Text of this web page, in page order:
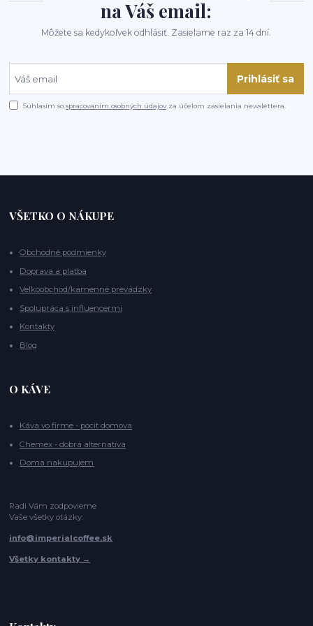
na Váš email:
Môžete sa kedykoľvek odhlásiť. Zasielame raz za 14 dní.
Prihlásiť sa
Súhlasím sospracovaním osobných údajov za účelom zasielania newslettera.
VŠETKO O NÁKUPE
Obchodné podmienky
Doprava a platba
Veľkoobchod/kamenné prevádzky
Spolupráca s influencermi
Kontakty
Blog
O KÁVE
Káva vo firme - pocit domova
Chemex - dobrá alternatíva
Doma nakupujem
Radi Vám zodpovieme
Vaše všetky otázky:
info@imperialcoffee.sk
Všetky kontakty →